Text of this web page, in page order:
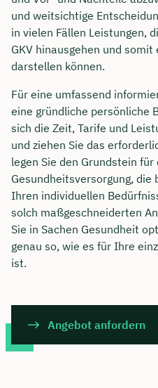
und weitsichtige
in vielen Fällen Leistungen,
GKV hinausgehen und
darstellen können.
Für eine umfassend
eine gründliche persönliche
sich die Zeit, Tarife und
und ziehen Sie das
legen Sie den Grundstein für
Gesundheitsversorgung, die
Ihren individuellen
solch maßgeschneiderten
Sie in Sachen Gesundheit
genau so, wie es für Ihre
ist.
Angebot anfordern